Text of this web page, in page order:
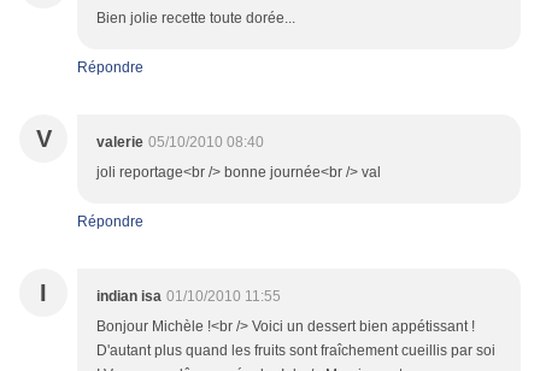
Bien jolie recette toute dorée...
Répondre
V valerie 05/10/2010 08:40
joli reportage<br /> bonne journée<br /> val
Répondre
I indian isa 01/10/2010 11:55
Bonjour Michèle !<br /> Voici un dessert bien appétissant !
D'autant plus quand les fruits sont fraîchement cueillis par soi